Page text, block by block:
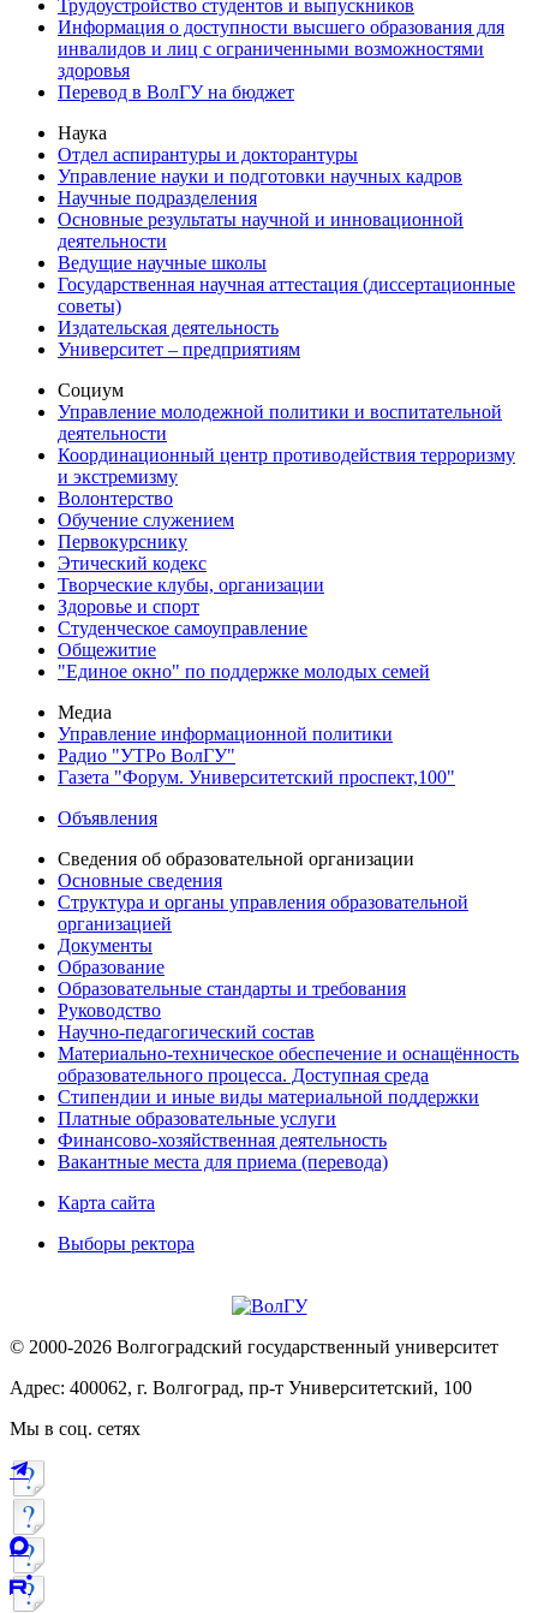
Трудоустройство студентов и выпускников
Информация о доступности высшего образования для
инвалидов и лиц с ограниченными возможностями
здоровья
Перевод в ВолГУ на бюджет
Наука
Отдел аспирантуры и докторантуры
Управление науки и подготовки научных кадров
Научные подразделения
Основные результаты научной и инновационной
деятельности
Ведущие научные школы
Государственная научная аттестация (диссертационные
советы)
Издательская деятельность
Университет – предприятиям
Социум
Управление молодежной политики и воспитательной
деятельности
Координационный центр противодействия терроризму
и экстремизму
Волонтерство
Обучение служением
Первокурснику
Этический кодекс
Творческие клубы, организации
Здоровье и спорт
Студенческое самоуправление
Общежитие
"Единое окно" по поддержке молодых семей
Медиа
Управление информационной политики
Радио "УТРо ВолГУ"
Газета "Форум. Университетский проспект,100"
Объявления
Сведения об образовательной организации
Основные сведения
Структура и органы управления образовательной
организацией
Документы
Образование
Образовательные стандарты и требования
Руководство
Научно-педагогический состав
Материально-техническое обеспечение и оснащённость
образовательного процесса. Доступная среда
Стипендии и иные виды материальной поддержки
Платные образовательные услуги
Финансово-хозяйственная деятельность
Вакантные места для приема (перевода)
Карта сайта
Выборы ректора
© 2000-2026 Волгоградский государственный университет
Адрес: 400062, г. Волгоград, пр-т Университетский, 100
Мы в соц. сетях